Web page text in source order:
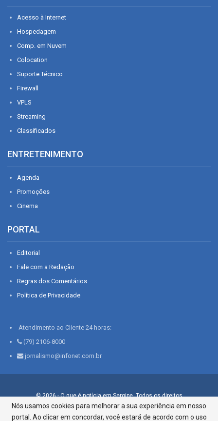
Acesso à Internet
Hospedagem
Comp. em Nuvem
Colocation
Suporte Técnico
Firewall
VPLS
Streaming
Classificados
ENTRETENIMENTO
Agenda
Promoções
Cinema
PORTAL
Editorial
Fale com a Redação
Regras dos Comentários
Política de Privacidade
Atendimento ao Cliente 24 horas:
(79) 2106-8000
jornalismo@infonet.com.br
© 2026 - O que é notícia em Sergipe. Todos os direitos
reservados.
Infonet - Rua Monsenhor Silveira 276, Bairro São José |
Nós usamos cookies para melhorar a sua experiência em nosso
portal. Ao clicar em concordar, você estará de acordo com o uso